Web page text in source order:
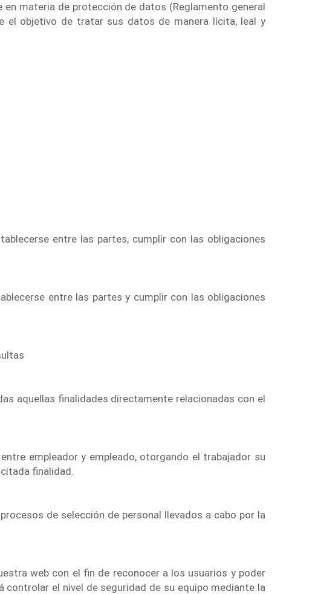
materia de protección de datos (Reglamento general
el objetivo de tratar sus datos de manera lícita, leal y
entre las partes, cumplir con las obligaciones
entre las partes y cumplir con las obligaciones
aquellas finalidades directamente relacionadas con el
empleador y empleado, otorgando el trabajador su
finalidad.
de selección de personal llevados a cabo por la
web con el fin de reconocer a los usuarios y poder
el nivel de seguridad de su equipo mediante la